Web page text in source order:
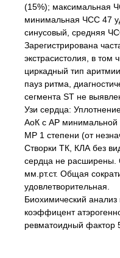
(15%); максимальная
минимальная ЧСС 47
синусовый, средняя
Зарегистрирована
экстрасистолия, в
циркадный тип
пауз ритма,
сегмента ST не
Узи сердца:
АоК с АР минимальной
МР 1 степени (от
Створки ТК, КЛА без
сердца не расширены.
мм.рт.ст. Общая
удовлетворительная.
Биохимический анализ
коэффицент
ревматоидный фактор